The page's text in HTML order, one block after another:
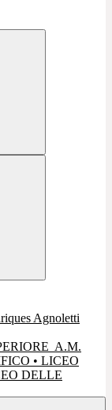
A.M.
• LICEO
DELLE